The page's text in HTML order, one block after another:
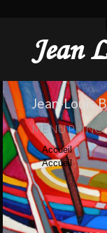
Jean
Jean-Louis
MENU